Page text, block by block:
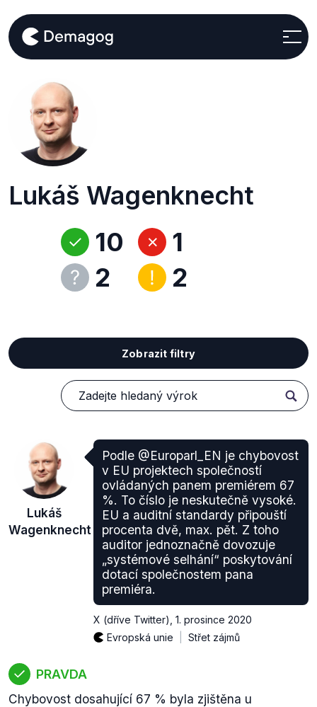
Lukáš Wagenknecht
10
2
1
2
Zobrazit filtry
Lukáš
Wagenknecht
Podle @Europarl_EN je chybovost
v EU projektech společností
ovládaných panem premiérem 67
%. To číslo je neskutečně vysoké.
EU a auditní standardy připouští
procenta dvě, max. pět. Z toho
auditor jednoznačně dovozuje
„systémové selhání“ poskytování
dotací společnostem pana
premiéra.
X (dříve Twitter) 1. prosince 2020
Evropská unie
Střet zájmů
PRAVDA
Chybovost dosahující 67 % byla zjištěna u